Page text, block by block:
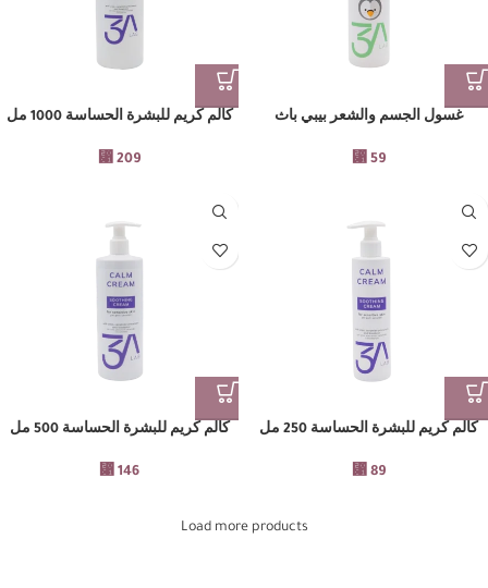
غسول الجسم والشعر بيبي باث
⃁ 59
كالم كريم للبشرة الحساسة 1000 مل
⃁ 209
كالم كريم للبشرة الحساسة 250 مل
⃁ 89
كالم كريم للبشرة الحساسة 500 مل
⃁ 146
Load more products